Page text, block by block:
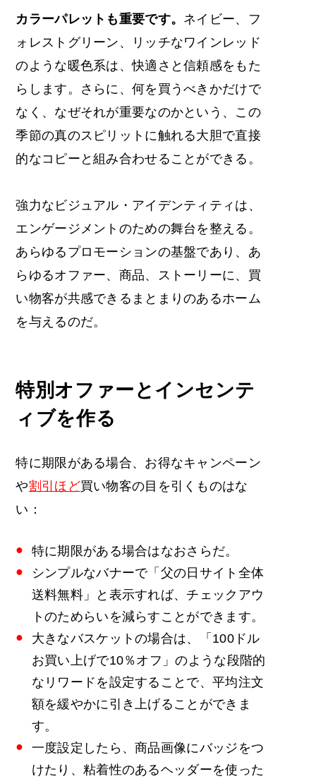
カラーパレットも重要です。 ネイビー、フ
ォレストグリーン、リッチなワインレッド
のような暖色系は、快適さと信頼感をもた
らします。さらに、何を買うべきかだけで
なく、なぜそれが重要なのかという、この
季節の真のスピリットに触れる大胆で直接
的なコピーと組み合わせることができる。
強力なビジュアル・アイデンティティは、
エンゲージメントのための舞台を整える。
あらゆるプロモーションの基盤であり、あ
らゆるオファー、商品、ストーリーに、買
い物客が共感できるまとまりのあるホーム
を与えるのだ。
特別オファーとインセンテ
ィブを作る
特に期限がある場合、お得なキャンペーン
や割引ほど買い物客の目を引くものはな
い：
特に期限がある場合はなおさらだ。
シンプルなバナーで「父の日サイト全体
送料無料」と表示すれば、チェックアウ
トのためらいを減らすことができます。
大きなバスケットの場合は、「100ドル
お買い上げで10％オフ」のような段階的
なリワードを設定することで、平均注文
額を緩やかに引き上げることができま
す。
一度設定したら、商品画像にバッジをつ
けたり、粘着性のあるヘッダーを使った